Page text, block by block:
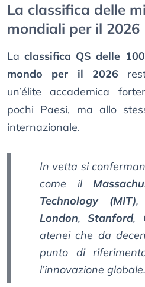
La classifica delle
mondiali per il 2026
Laclassifica QS delle
mondo per il 2026
un’élite accademica
pochi Paesi, ma allo
internazionale.
In vetta si
come il
Technology (MIT),
London,Stanford,
atenei che da
punto di
l’innovazione globale.